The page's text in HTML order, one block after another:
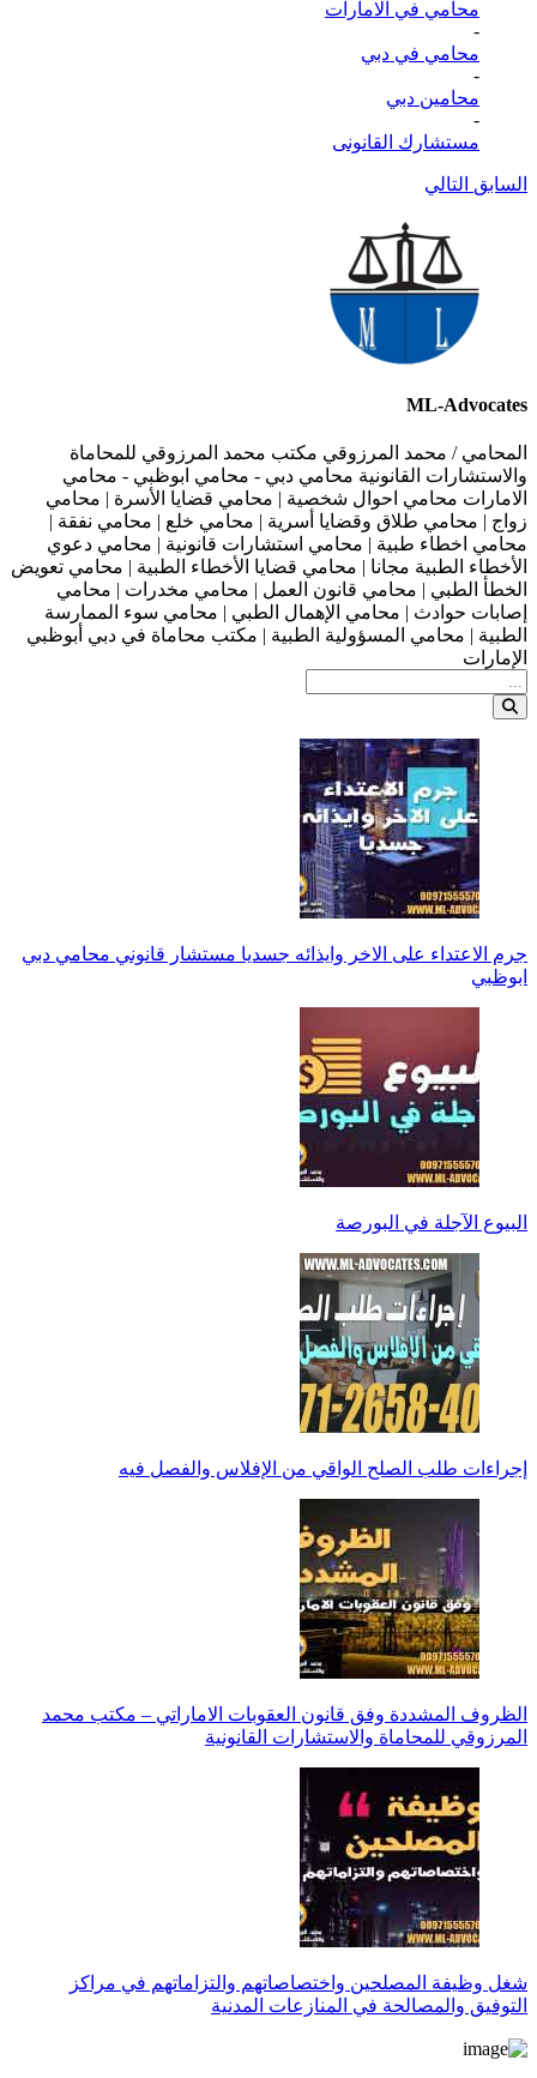
محامي في الامارات
-
محامي في دبي
-
محامين دبي
-
مستشارك القانونى
السابق التالي
ML-Advocates
المحامي / محمد المرزوقي مكتب محمد المرزوقي للمحاماة
والاستشارات القانونية محامي دبي - محامي ابوظبي - محامي
الامارات محامي احوال شخصية | محامي قضايا الأسرة | محامي
زواج | محامي طلاق وقضايا أسرية | محامي خلع | محامي نفقة |
محامي اخطاء طبية | محامي استشارات قانونية | محامي دعوي
الأخطاء الطبية مجانا | محامي قضايا الأخطاء الطبية | محامي تعويض
الخطأ الطبي | محامي قانون العمل | محامي مخدرات | محامي
إصابات حوادث | محامي الإهمال الطبي | محامي سوء الممارسة
الطبية | محامي المسؤولية الطبية | مكتب محاماة في دبي أبوظبي
الإمارات
جرم الاعتداء على الاخر وايذائه جسديا مستشار قانوني محامي دبي
ابوظبي
البيوع الآجلة في البورصة
إجراءات طلب الصلح الواقي من الإفلاس والفصل فيه
الظروف المشددة وفق قانون العقوبات الاماراتي – مكتب محمد
المرزوقي للمحاماة والاستشارات القانونية
شغل وظيفة المصلحين واختصاصاتهم والتزاماتهم في مراكز
التوفيق والمصالحة في المنازعات المدنية